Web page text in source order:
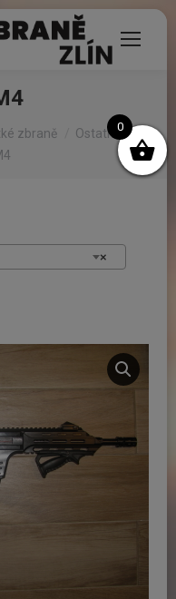
zbraně
Ostatní
×
0